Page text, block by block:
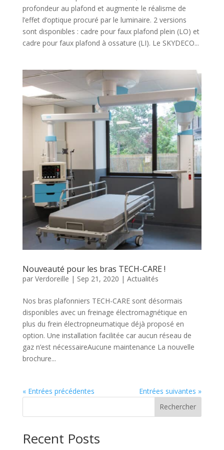
profondeur au plafond et augmente le réalisme de
l’effet d’optique procuré par le luminaire. 2 versions
sont disponibles : cadre pour faux plafond plein (LO) et
cadre pour faux plafond à ossature (LI). Le SKYDECO...
Nouveauté pour les bras TECH-CARE !
par Verdoreille | Sep 21, 2020 | Actualités
Nos bras plafonniers TECH-CARE sont désormais
disponibles avec un freinage électromagnétique en
plus du frein électropneumatique déjà proposé en
option. Une installation facilitée car aucun réseau de
gaz n’est nécessaireAucune maintenance La nouvelle
brochure...
« Entrées précédentes
Entrées suivantes »
Rechercher
Recent Posts